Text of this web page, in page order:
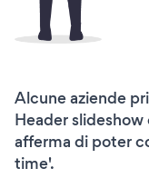
Alcune aziende
Header
afferma di poter
time'.